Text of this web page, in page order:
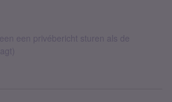
een privébericht sturen als de